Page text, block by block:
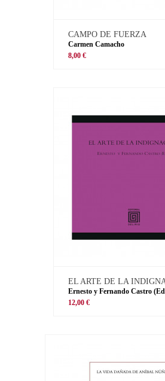
CAMPO DE FUERZA
Carmen Camacho
8,00 €
EL ARTE DE LA
Ernesto y Fernando Castro
12,00 €